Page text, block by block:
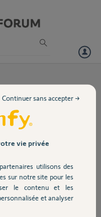
mail de mon
n'est plus valide et je
existante". Comment faire?
en récréer un nouveau et
vie privée
utilisons des
sur notre site pour les
le contenu et les
et analyser
Continuer sans accepter →